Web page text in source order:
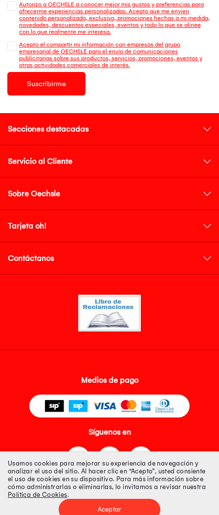
Autorizo a OECHSLE a conocer mejor mis gustos y preferencias para
ofrecerme experiencias personalizadas. Acepto que me envien
contenido personalizado, exclusivo, promociones hechas a mi medida,
novedades, descuentos especiales, eventos y todo lo que se alinee
con lo que realmente me interesa.
Acepto el compartir mi información con empresas del grupo
empresarial de OECHSLE para el envío de comunicaciones
publicitarias sobre sus productos, servicios, promociones, eventos y
otras actividades comerciales de interés.
Suscribirme
Secciones destacadas
Servicio al Cliente
Sobre Oechsle
Tarjeta oh!
Contáctanos
Medios de pago
Síguenos en
Tienda 100% Segura
Usamos cookies para mejorar su experiencia de navegación y
analizar el uso del sitio. Al hacer clic en “Acepto”, usted consiente
el uso de cookies en su dispositivo. Para más información sobre
cómo administrarlas o eliminarlas, lo invitamos a revisar nuestra
Política de Cookies.
Aceptar